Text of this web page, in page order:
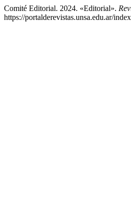
Comité Editorial. 2024. «Editorial».
https://portalderevistas.unsa.edu.ar/